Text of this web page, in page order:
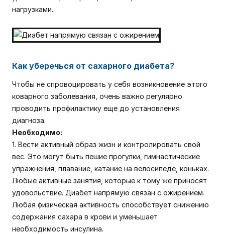
нагрузками.
Как уберечься от сахарного диабета?
Чтобы не спровоцировать у себя возникновение этого
коварного заболевания, очень важно регулярно
проводить профилактику еще до установления
диагноза.
Необходимо:
1. Вести активный образ жизн и контролировать свой
вес. Это могут быть пешие прогулки, гимнастические
упражнения, плавание, катание на велосипеде, коньках.
Любые активные занятия, которые к тому же приносят
удовольствие. Диабет напрямую связан с ожирением.
Любая физическая активность способствует снижению
содержания сахара в крови и уменьшает
необходимость инсулина.